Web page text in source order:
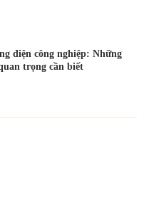
điện công nghiệp: Những
trọng cần biết